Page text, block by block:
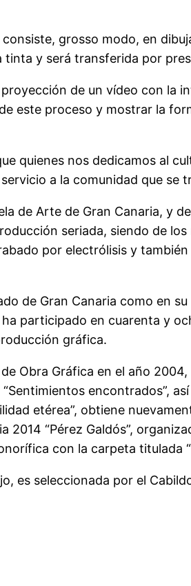
grosso modo, en
y será transferida por
de un vídeo con la
este proceso y mostrar la
quienes nos dedicamos al
a la comunidad que
de Arte de Gran Canaria, y
seriada, siendo de
por electrólisis y
de Gran Canaria como en
participado en cuarenta y
gráfica.
Obra Gráfica en el año
encontrados”,
etérea”, obtiene
“Pérez Galdós”,
con la carpeta titulada
es seleccionada por el